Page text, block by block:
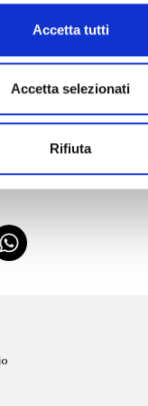
Accetta tutti
Accetta selezionati
Rifiuta
centrare a pieno
futuri,
a cura del
dei folli”.